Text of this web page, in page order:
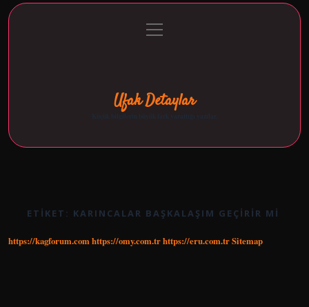
Gizlilik Politikası
menüyü
aç
Ufak Detaylar
Küçük bilgilerin büyük fark yarattığı yazılar.
ETIKET: KARINCALAR BAŞKALAŞIM GEÇIRIR MI
https://kagforum.com https://omy.com.trhttps://eru.com.trSitemap